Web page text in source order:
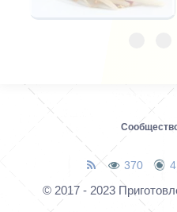
начинки, добавьте
изделиях из этого
постного теста
получился
максимально вкусным,
эластичным и не
сухим, не замешивайте
370
© 2017 - 2023